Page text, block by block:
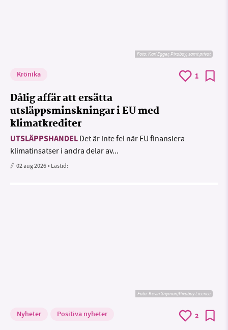
Foto:Karl Egger, Pixabay, samt privat
Krönika 1
Dålig affär att ersätta
utsläppsminskningar i EU med
klimatkrediter
UTSLÄPPSHANDEL Det är inte fel när EU finansiera
klimatinsatser i andra delar av...
02 aug 2026• Lästid:
Foto:Kevin Snyman/Pixabay Licence
Nyheter Positiva nyheter 2